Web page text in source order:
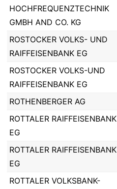
HOCHFREQUENZTECHNIK
GMBH AND CO. KG
ROSTOCKER VOLKS- UND
RAIFFEISENBANK EG
ROSTOCKER VOLKS-UND
RAIFFEISENBANK EG
ROTHENBERGER AG
ROTTALER RAIFFEISENBANK
EG
ROTTALER RAIFFEISENBANK
EG
ROTTALER VOLKSBANK-